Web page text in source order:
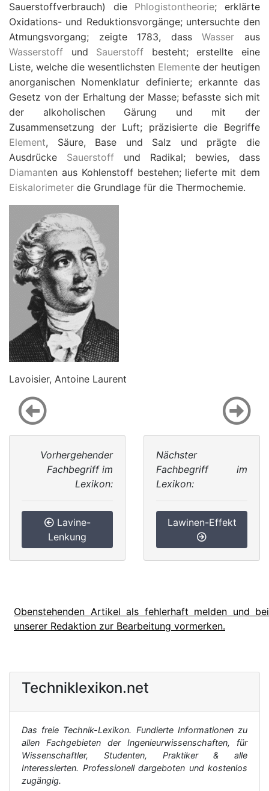
Sauerstoffverbrauch) die Phlogistontheorie; erklärte
Oxidations- und Reduktionsvorgänge; untersuchte den
Atmungsvorgang; zeigte 1783, dassWasser aus
Wasserstoff und Sauerstoff besteht; erstellte eine
Liste, welche die wesentlichsten Elemente der heutigen
anorganischen Nomenklatur definierte; erkannte das
Gesetz von der Erhaltung der Masse; befasste sich mit
der alkoholischen Gärung und mit der
Zusammensetzung der Luft; präzisierte die Begriffe
Element, Säure, Base und Salz und prägte die
Ausdrücke Sauerstoff und Radikal; bewies, dass
Diamanten aus Kohlenstoff bestehen; lieferte mit dem
Eiskalorimeter die Grundlage für die Thermochemie.
Lavoisier, Antoine Laurent
Vorhergehender
Fachbegriff im
Lexikon:
Lavine-
Lenkung
Nächster
Fachbegriff im
Lexikon:
Lawinen-Effekt
Obenstehenden Artikel als fehlerhaft melden und bei
unserer Redaktion zur Bearbeitung vormerken.
Techniklexikon.net
Das freie Technik-Lexikon. Fundierte Informationen zu
allen Fachgebieten der Ingenieurwissenschaften, für
Wissenschaftler, Studenten, Praktiker & alle
Interessierten. Professionell dargeboten und kostenlos
zugängig.